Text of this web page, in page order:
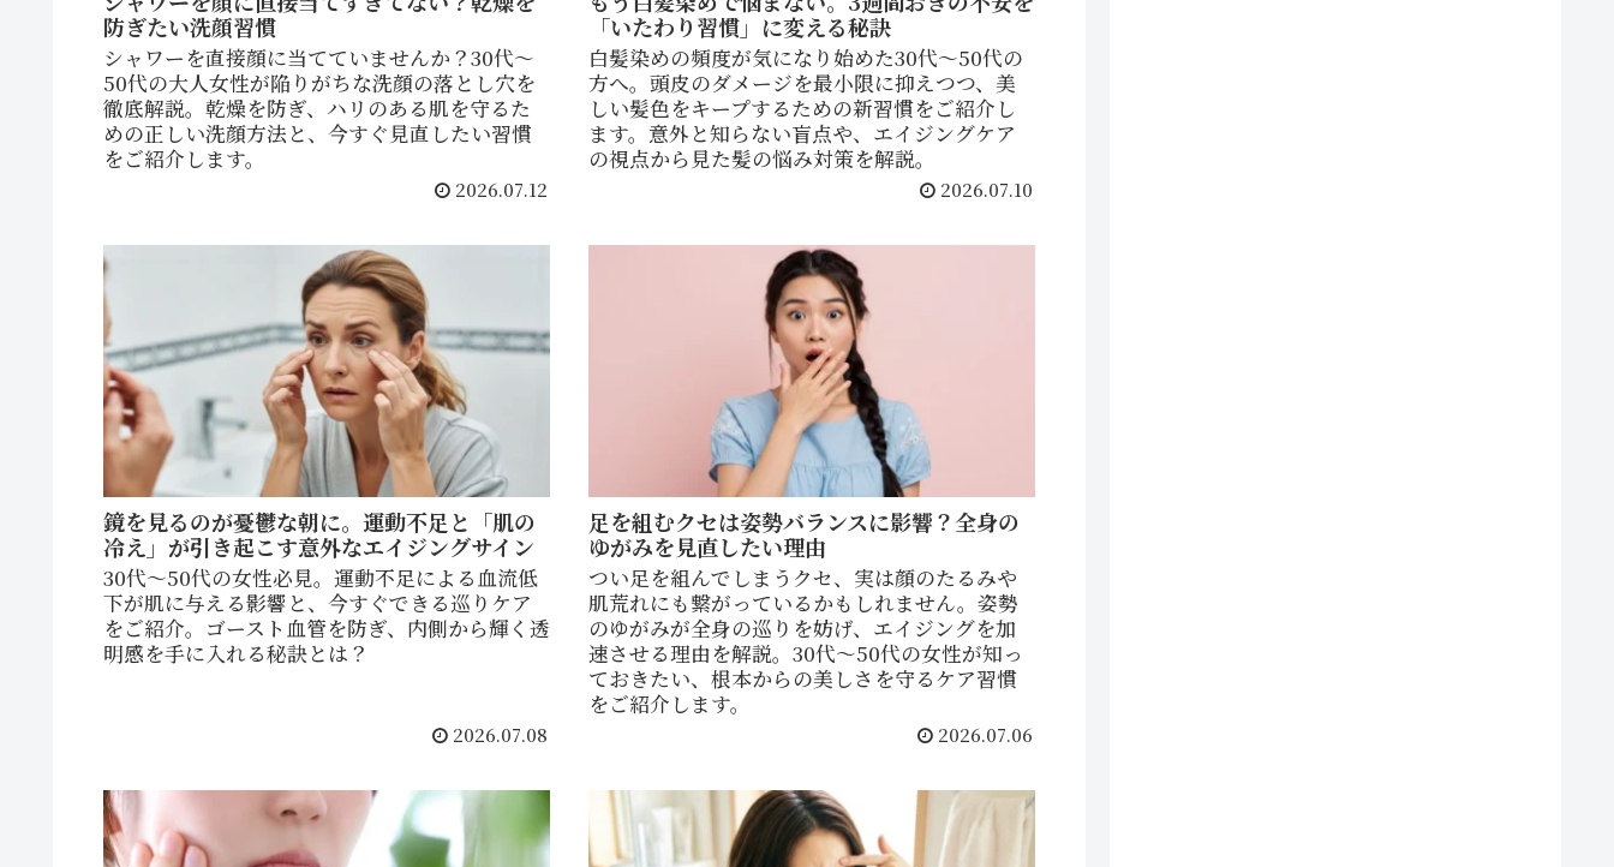
防ぎたい洗顔習慣
シャワーを直接顔に当てていませんか？30代〜
50代の大人女性が陥りがちな洗顔の落とし穴を
徹底解説。乾燥を防ぎ、ハリのある肌を守るた
めの正しい洗顔方法と、今すぐ見直したい習慣
をご紹介します。
2026.07.12
「いたわり習慣」に変える秘訣
白髪染めの頻度が気になり始めた30代〜50代の
方へ。頭皮のダメージを最小限に抑えつつ、美
しい髪色をキープするための新習慣をご紹介し
ます。意外と知らない盲点や、エイジングケア
の視点から見た髪の悩み対策を解説。
2026.07.10
鏡を見るのが憂鬱な朝に。運動不足と「肌の
冷え」が引き起こす意外なエイジングサイン
30代〜50代の女性必見。運動不足による血流低
下が肌に与える影響と、今すぐできる巡りケア
をご紹介。ゴースト血管を防ぎ、内側から輝く透
明感を手に入れる秘訣とは？
2026.07.08
足を組むクセは姿勢バランスに影響？全身の
ゆがみを見直したい理由
つい足を組んでしまうクセ、実は顔のたるみや
肌荒れにも繋がっているかもしれません。姿勢
のゆがみが全身の巡りを妨げ、エイジングを加
速させる理由を解説。30代〜50代の女性が知っ
ておきたい、根本からの美しさを守るケア習慣
をご紹介します。
2026.07.06